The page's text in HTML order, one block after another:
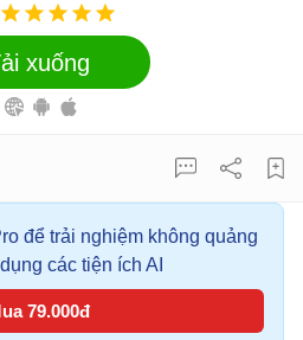
xuống
để trải nghiệm không quảng
các tiện ích AI
79.000đ